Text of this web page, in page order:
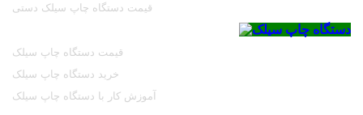
قیمت دستگاه چاپ سیلک دستی
قیمت دستگاه چاپ سیلک
خرید دستگاه چاپ سیلک
آموزش کار با دستگاه چاپ سیلک